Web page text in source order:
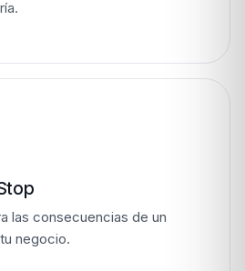
las consecuencias de un
negocio.